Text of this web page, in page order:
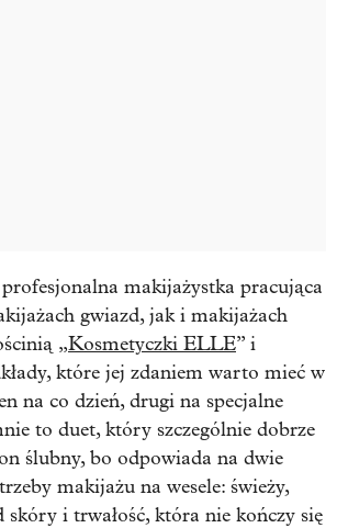
makijażystka pracująca
gwiazd, jak i makijażach
„Kosmetyczki ELLE” i
które jej zdaniem warto mieć w
na co dzień, drugi na specjalne
to duet, który szczególnie dobrze
ślubny, bo odpowiada na dwie
makijażu na wesele: świeży,
i trwałość, która nie kończy się